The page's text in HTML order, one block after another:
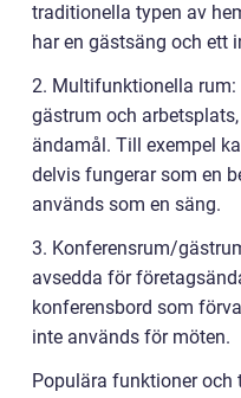
traditionella typen av
har en gästsäng och ett
2. Multifunktionella rum:
gästrum och
ändamål. Till exempel
delvis fungerar som en
används som en säng.
3. Konferensrum/
avsedda för
konferensbord som
inte används för möten.
Populära funktioner